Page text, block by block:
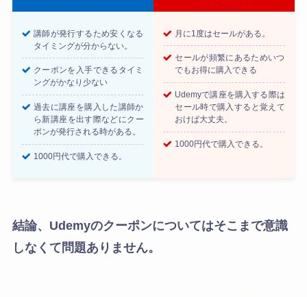
講師が発行するため安くなる
タイミングが分からない。
クーポンを入手できるタイミ
ングがかなり少ない
過去に講座を購入した講師か
ら新講座を出す際などにクー
ポンが発行される時がある。
1000円代で購入できる。
月に1度はセールがある。
セールが頻繁にあるためいつ
でもお得に購入できる
Udemyで講座を購入する際は
セール時で購入すると覚えて
おけば大丈夫。
1000円代で購入できる。
結論、Udemyのクーポンについてはそこまで意識
しなくて問題ありません。